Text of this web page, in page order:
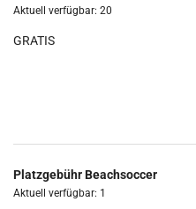
Aktuell verfügbar: 20
GRATIS
Platzgebühr Beachsoccer
Aktuell verfügbar: 1